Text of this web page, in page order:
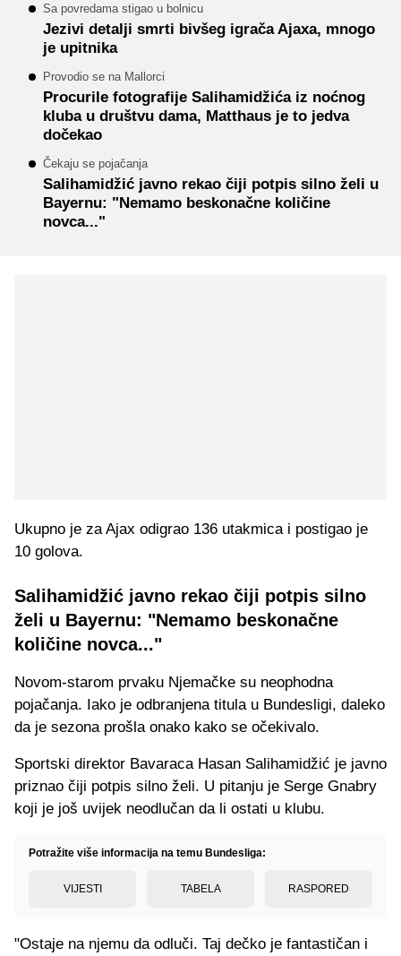
Sa povredama stigao u bolnicu
Jezivi detalji smrti bivšeg igrača Ajaxa, mnogo
je upitnika
Provodio se na Mallorci
Procurile fotografije Salihamidžića iz noćnog
kluba u društvu dama, Matthaus je to jedva
dočekao
Čekaju se pojačanja
Salihamidžić javno rekao čiji potpis silno želi u
Bayernu: "Nemamo beskonačne količine
novca..."
Ukupno je za Ajax odigrao 136 utakmica i postigao je
10 golova.
Salihamidžić javno rekao čiji potpis silno
želi u Bayernu: "Nemamo beskonačne
količine novca..."
Novom-starom prvaku Njemačke su neophodna
pojačanja. Iako je odbranjena titula u Bundesligi, daleko
da je sezona prošla onako kako se očekivalo.
Sportski direktor Bavaraca Hasan Salihamidžić je javno
priznao čiji potpis silno želi. U pitanju je Serge Gnabry
koji je još uvijek neodlučan da li ostati u klubu.
Potražite više informacija na temu Bundesliga:
VIJESTI TABELA RASPORED
"Ostaje na njemu da odluči. Taj dečko je fantastičan i